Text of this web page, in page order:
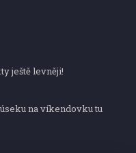
ještě levněji!
na víkendovku tu